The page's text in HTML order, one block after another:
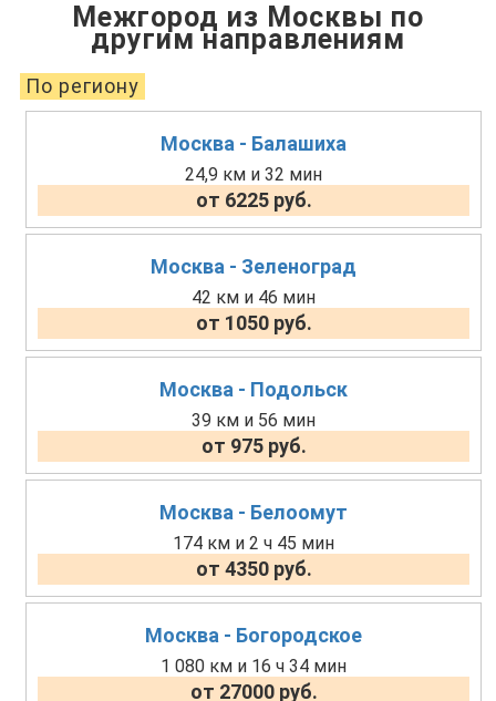
Межгород из Москвы по
другим направлениям
По региону
Москва - Балашиха
24,9 км и 32 мин
от 6225 руб.
Москва - Зеленоград
42 км и 46 мин
от 1050 руб.
Москва - Подольск
39 км и 56 мин
от 975 руб.
Москва - Белоомут
174 км и 2 ч 45 мин
от 4350 руб.
Москва - Богородское
1 080 км и 16 ч 34 мин
от 27000 руб.